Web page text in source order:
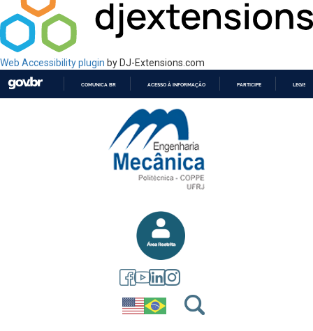
Web Accessibility plugin by DJ-Extensions.com
PARA
CONTEÚDO
COMUNICA BR ACESSO À INFORMAÇÃO PARTICIPE